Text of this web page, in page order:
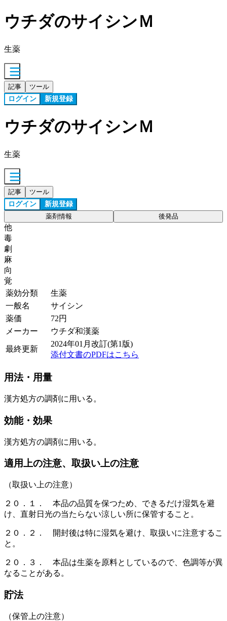
ウチダのサイシンＭ
生薬
記事 ツール
ログイン 新規登録
ウチダのサイシンＭ
生薬
記事 ツール
ログイン 新規登録
薬剤情報 後発品
他
毒
劇
麻
向
覚
薬効分類
生薬
一般名
サイシン
薬価
72円
メーカー
ウチダ和漢薬
最終更新
2024年01月改訂(第1版)
添付文書のPDFはこちら
用法・用量
漢方処方の調剤に用いる。
効能・効果
漢方処方の調剤に用いる。
適用上の注意、取扱い上の注意
（取扱い上の注意）
２０．１． 本品の品質を保つため、できるだけ湿気を避
け、直射日光の当たらない涼しい所に保管すること。
２０．２． 開封後は特に湿気を避け、取扱いに注意するこ
と。
２０．３． 本品は生薬を原料としているので、色調等が異
なることがある。
貯法
（保管上の注意）